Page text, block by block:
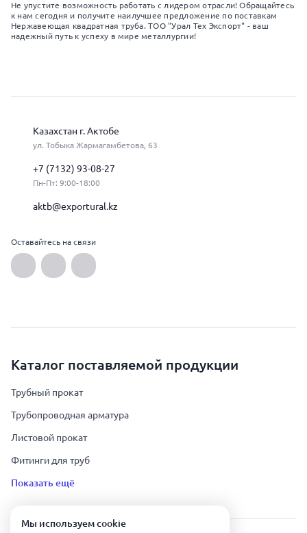
Не упустите возможность работать с лидером отрасли! Обращайтесь
к нам сегодня и получите наилучшее предложение по поставкам
Нержавеющая квадратная труба. ТОО "Урал Тех Экспорт" - ваш
надежный путь к успеху в мире металлургии!
Казахстан г. Актобе
ул. Тобыка Жармагамбетова, 63
+7 (7132) 93-08-27
Пн-Пт: 9:00-18:00
aktb@exportural.kz
Оставайтесь на связи
Каталог поставляемой продукции
Трубный прокат
Трубопроводная арматура
Листовой прокат
Фитинги для труб
Показать ещё
Мы используем сookie